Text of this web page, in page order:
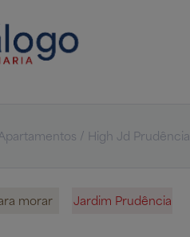
/ High Jd Prudência
morar Jardim Prudência